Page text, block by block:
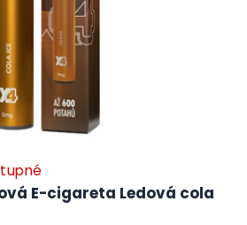
E-cigareta Ledová cola